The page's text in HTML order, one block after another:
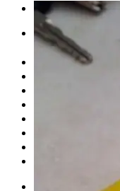
Искать:
Главная
Обучение